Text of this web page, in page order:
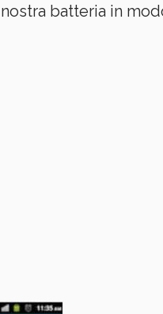
batteria in